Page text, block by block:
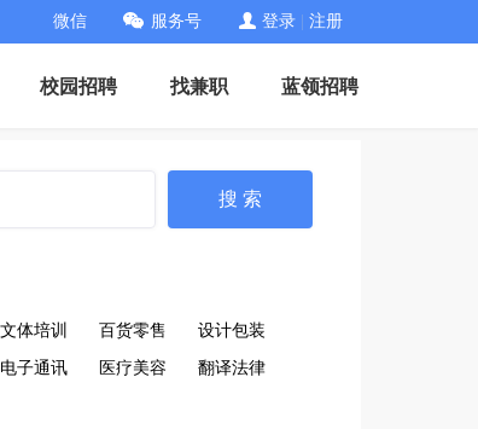
微信 服务号 登录 注册
校园招聘 找兼职 蓝领招聘
搜 索
文体培训 百货零售 设计包装
电子通讯 医疗美容 翻译法律